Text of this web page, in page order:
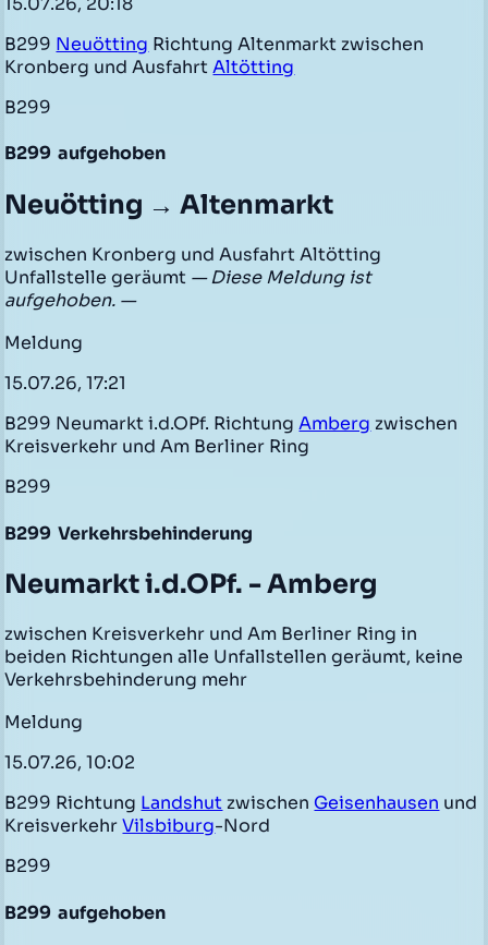
B299 Neuötting Richtung Altenmarkt zwischen
Kronberg und AusfahrtAltötting
B299
B299 aufgehoben
Neuötting → Altenmarkt
zwischen Kronberg und Ausfahrt Altötting
Unfallstelle geräumt — Diese Meldung ist
aufgehoben. —
Meldung
15.07.26, 17:21
B299 Neumarkt i.d.OPf. RichtungAmberg zwischen
Kreisverkehr und Am Berliner Ring
B299
B299 Verkehrsbehinderung
Neumarkt i.d.OPf. - Amberg
zwischen Kreisverkehr und Am Berliner Ring in
beiden Richtungen alle Unfallstellen geräumt, keine
Verkehrsbehinderung mehr
Meldung
15.07.26, 10:02
B299 Richtung Landshut zwischen Geisenhausen und
KreisverkehrVilsbiburg-Nord
B299
B299 aufgehoben